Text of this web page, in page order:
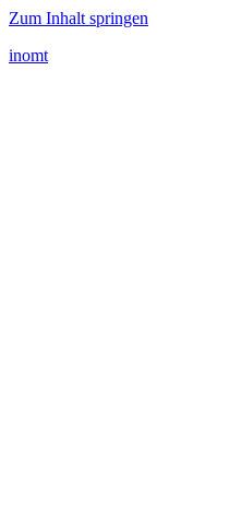
Zum Inhalt springen
inomt